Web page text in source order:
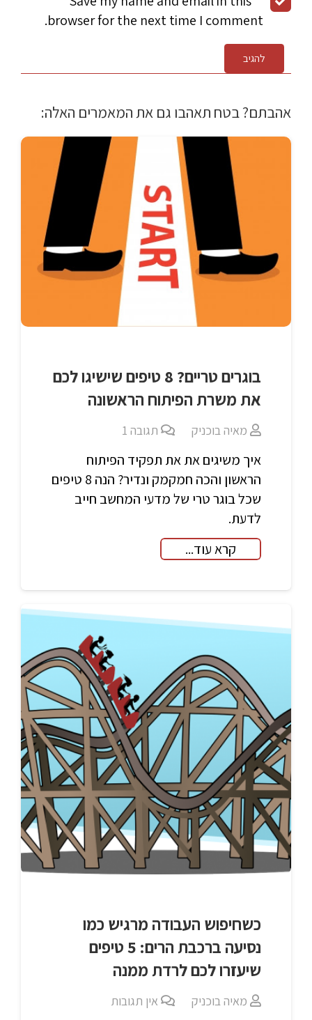
browser for the next time I comment.
להגיב
אהבתם? בטח תאהבו גם את המאמרים האלה:
בוגרים טריים? 8 טיפים שישיגו לכם
את משרת הפיתוח הראשונה
מאיה בוכניק תגובה1
איך משיגים את את תפקיד הפיתוח
הראשון והכה חמקמק ונדיר? הנה 8 טיפים
שכל בוגר טרי של מדעי המחשב חייב
לדעת.
קרא עוד...
כשחיפוש העבודה מרגיש כמו
נסיעה ברכבת הרים: 5 טיפים
שיעזרו לכם לרדת ממנה
מאיה בוכניק אין תגובות